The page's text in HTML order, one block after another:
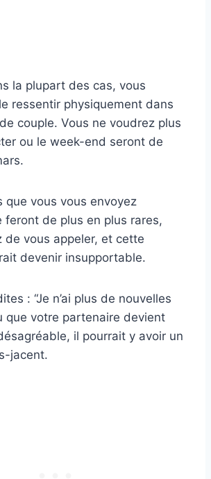
la plupart des cas, vous
ressentir physiquement dans
couple. Vous ne voudrez plus
ou le week-end seront de
que vous vous envoyez
feront de plus en plus rares,
de vous appeler, et cette
devenir insupportable.
: “Je n’ai plus de nouvelles
que votre partenaire devient
il pourrait y avoir un
jacent.